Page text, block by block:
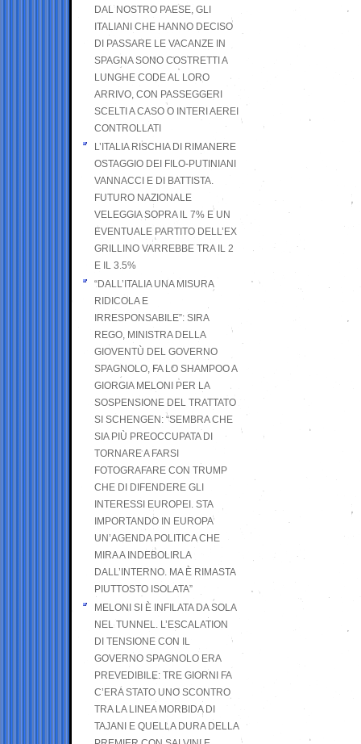
DAL NOSTRO PAESE, GLI
ITALIANI CHE HANNO DECISO
DI PASSARE LE VACANZE IN
SPAGNA SONO COSTRETTI A
LUNGHE CODE AL LORO
ARRIVO, CON PASSEGGERI
SCELTI A CASO O INTERI AEREI
CONTROLLATI
L’ITALIA RISCHIA DI RIMANERE
OSTAGGIO DEI FILO-PUTINIANI
VANNACCI E DI BATTISTA.
FUTURO NAZIONALE
VELEGGIA SOPRA IL 7% E UN
EVENTUALE PARTITO DELL’EX
GRILLINO VARREBBE TRA IL 2
E IL 3.5%
“DALL’ITALIA UNA MISURA
RIDICOLA E
IRRESPONSABILE”: SIRA
REGO, MINISTRA DELLA
GIOVENTÙ DEL GOVERNO
SPAGNOLO, FA LO SHAMPOO A
GIORGIA MELONI PER LA
SOSPENSIONE DEL TRATTATO
SI SCHENGEN: “SEMBRA CHE
SIA PIÙ PREOCCUPATA DI
TORNARE A FARSI
FOTOGRAFARE CON TRUMP
CHE DI DIFENDERE GLI
INTERESSI EUROPEI. STA
IMPORTANDO IN EUROPA
UN’AGENDA POLITICA CHE
MIRA A INDEBOLIRLA
DALL’INTERNO. MA È RIMASTA
PIUTTOSTO ISOLATA”
MELONI SI È INFILATA DA SOLA
NEL TUNNEL. L’ESCALATION
DI TENSIONE CON IL
GOVERNO SPAGNOLO ERA
PREVEDIBILE: TRE GIORNI FA
C’ERA STATO UNO SCONTRO
TRA LA LINEA MORBIDA DI
TAJANI E QUELLA DURA DELLA